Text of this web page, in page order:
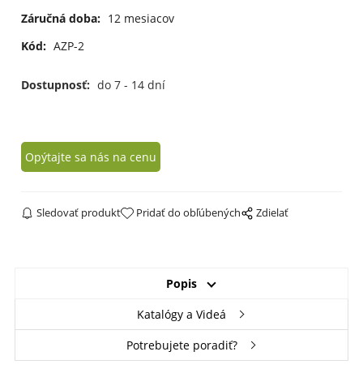
Záručná doba: 12 mesiacov
Kód: AZP-2
Dostupnosť: do 7 - 14 dní
Opýtajte sa nás na cenu
Sledovať produkt Pridať do obľúbených Zdielať
Popis
Katalógy a Videá
Potrebujete poradiť?